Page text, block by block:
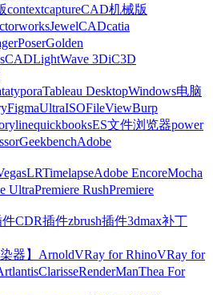
contextcaptureCAD机械版
JewelCADcatia
PoserGolden
LightWave 3DiC3D
typoraTableau DesktopWindows电脑
FigmaUltraISOFileViewBurp
quickbooksES文件浏览器power
GeekbenchAdobe
LRTimelapseAdobe EncoreMocha
UltraPremiere RushPremiere
件CDR插件zbrush插件3dmax补丁
器】 ArnoldVRay for RhinoVRay for
ClarisseRenderManThea For